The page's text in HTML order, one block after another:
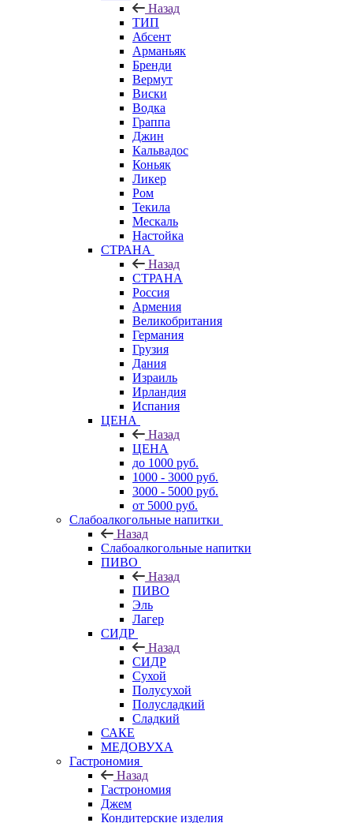
Назад
ТИП
Абсент
Арманьяк
Бренди
Вермут
Виски
Водка
Граппа
Джин
Кальвадос
Коньяк
Ликер
Ром
Текила
Мескаль
Настойка
СТРАНА
Назад
СТРАНА
Россия
Армения
Великобритания
Германия
Грузия
Дания
Израиль
Ирландия
Испания
ЦЕНА
Назад
ЦЕНА
до 1000 руб.
1000 - 3000 руб.
3000 - 5000 руб.
от 5000 руб.
Слабоалкогольные напитки
Назад
Слабоалкогольные напитки
ПИВО
Назад
ПИВО
Эль
Лагер
СИДР
Назад
СИДР
Сухой
Полусухой
Полусладкий
Сладкий
САКЕ
МЕДОВУХА
Гастрономия
Назад
Гастрономия
Джем
Кондитерские изделия